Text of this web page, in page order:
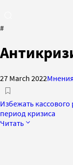
#
27 March 2022Мнения
Избежать
период кризиса
Читать